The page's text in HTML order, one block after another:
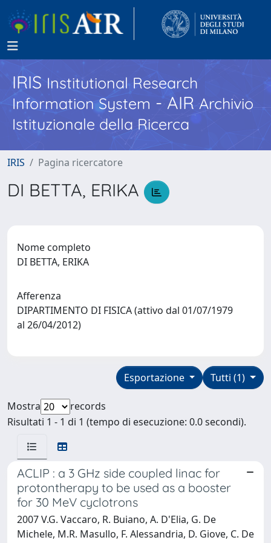
IRISInstitutional Research
Information System - AIR Archivio
Istituzionale della Ricerca
IRIS Pagina ricercatore
DI BETTA, ERIKA
Nome completo
DI BETTA, ERIKA
Afferenza
DIPARTIMENTO DI FISICA (attivo dal 01/07/1979
al 26/04/2012)
Tutti (1)
Esportazione
Mostra
records
Risultati 1 - 1 di 1 (tempo di esecuzione: 0.0 secondi).
ACLIP : a 3 GHz side coupled linac for
protontherapy to be used as a booster
for 30 MeV cyclotrons
2007 V.G. Vaccaro, R. Buiano, A. D'Elia, G. De
Michele, M.R. Masullo, F. Alessandria, D. Giove, C. De